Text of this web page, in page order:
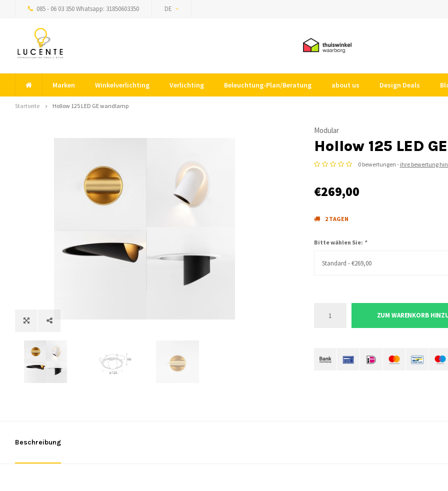
085 - 06 03 350 Whatsapp: 31850603350 DE
Marken Winkelverlichting Verlichting Beleuchtung-Plan/Beratung about us Design Deals
Startseite Hollow 125 LED GE wandlamp
Modular
Hollow 125 LED
0 bewertungen - ihre bewertung
€269,00
2 TAGEN
Bitte wählen Sie: *
Standard - €269,00
ZUM WARENKORB
Beschreibung